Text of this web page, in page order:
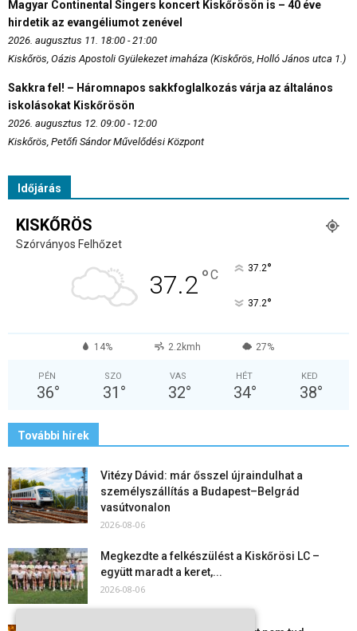
Magyar Continental Singers koncert Kiskőrösön is – 40 éve
hirdetik az evangéliumot zenével
2026. augusztus 11. 18:00 - 21:00
Kiskőrös, Oázis Apostoli Gyülekezet imaháza (Kiskőrös, Holló János utca 1.)
Sakkra fel! – Háromnapos sakkfoglalkozás várja az általános
iskolásokat Kiskőrösön
2026. augusztus 12. 09:00 - 12:00
Kiskőrös, Petőfi Sándor Művelődési Központ
Időjárás
KISKŐRÖS
Szórványos Felhőzet
37.2°C 37.2°
37.2°
14% 2.2kmh 27%
PÉN
36°
SZO
31 °
VAS
32°
HÉT
34°
KED
38°
További hírek
Vitézy Dávid: már ősszel újraindulhat a
személyszállítás a Budapest–Belgrád
vasútvonalon
2026-08-06
Megkezdte a felkészülést a Kiskőrösi LC –
együtt maradt a keret,...
2026-08-06